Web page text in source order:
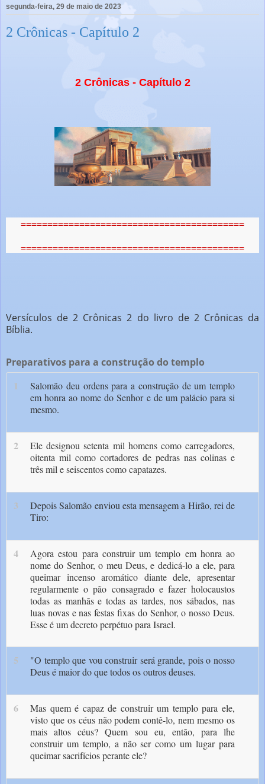
segunda-feira, 29 de maio de 2023
2 Crônicas - Capítulo 2
2 Crônicas - Capítulo 2
==========================================
==========================================
Versículos de 2 Crônicas 2 do livro de 2 Crônicas da
Bíblia.
Preparativos para a construção do templo
1
Salomão deu ordens para a construção de um templo
em honra ao nome do Senhor e de um palácio para si
mesmo.
2
Ele designou setenta mil homens como carregadores,
oitenta mil como cortadores de pedras nas colinas e
três mil e seiscentos como capatazes.
3
Depois Salomão enviou esta mensagem a Hirão, rei de
Tiro:
4
Agora estou para construir um templo em honra ao
nome do Senhor, o meu Deus, e dedicá-lo a ele, para
quei­mar incenso aromático diante dele, apresentar
regularmente o pão consagrado e fazer holocaustos
todas as manhãs e todas as tardes, nos sábados, nas
luas novas e nas festas fixas do Senhor, o nosso Deus.
Esse é um decreto perpétuo para Israel.
5
"O templo que vou construir será gran­de, pois o nosso
Deus é maior do que todos os outros deuses.
6
Mas quem é capaz de construir um templo para ele,
visto que os céus não podem contê-lo, nem mesmo os
mais altos céus? Quem sou eu, então, para lhe
construir um templo, a não ser como um lugar para
queimar sacrifícios perante ele?